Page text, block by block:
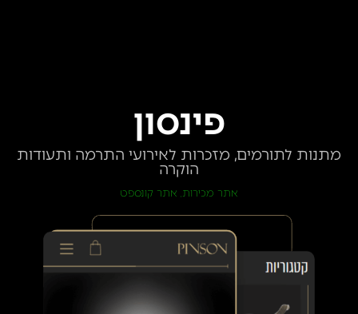
פינסון
מתנות לתורמים, מזכרות לאירועי התרמה ותעודות
הוקרה
אתר מכירות אתר קונספט